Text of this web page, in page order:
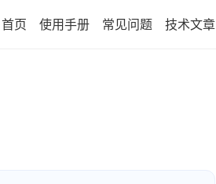
首页 使用手册 常见问题 技术文章